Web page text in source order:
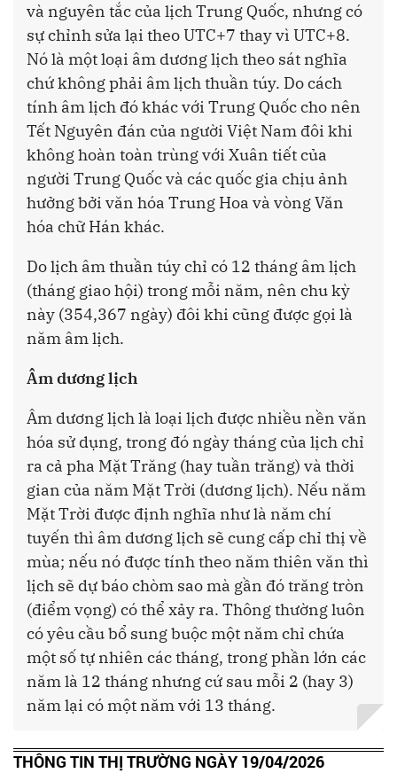
và nguyên tắc của lịch Trung Quốc, nhưng có
sự chỉnh sửa lại theo UTC+7 thay vì UTC+8.
Nó là một loại âm dương lịch theo sát nghĩa
chứ không phải âm lịch thuần túy. Do cách
tính âm lịch đó khác với Trung Quốc cho nên
Tết Nguyên đán của người Việt Nam đôi khi
không hoàn toàn trùng với Xuân tiết của
người Trung Quốc và các quốc gia chịu ảnh
hưởng bởi văn hóa Trung Hoa và vòng Văn
hóa chữ Hán khác.
Do lịch âm thuần túy chỉ có 12 tháng âm lịch
(tháng giao hội) trong mỗi năm, nên chu kỳ
này (354,367 ngày) đôi khi cũng được gọi là
năm âm lịch.
Âm dương lịch
Âm dương lịch là loại lịch được nhiều nền văn
hóa sử dụng, trong đó ngày tháng của lịch chỉ
ra cả pha Mặt Trăng (hay tuần trăng) và thời
gian của năm Mặt Trời (dương lịch). Nếu năm
Mặt Trời được định nghĩa như là năm chí
tuyến thì âm dương lịch sẽ cung cấp chỉ thị về
mùa; nếu nó được tính theo năm thiên văn thì
lịch sẽ dự báo chòm sao mà gần đó trăng tròn
(điểm vọng) có thể xảy ra. Thông thường luôn
có yêu cầu bổ sung buộc một năm chỉ chứa
một số tự nhiên các tháng, trong phần lớn các
năm là 12 tháng nhưng cứ sau mỗi 2 (hay 3)
năm lại có một năm với 13 tháng.
THÔNG TIN THỊ TRƯỜNG NGÀY 19/04/2026